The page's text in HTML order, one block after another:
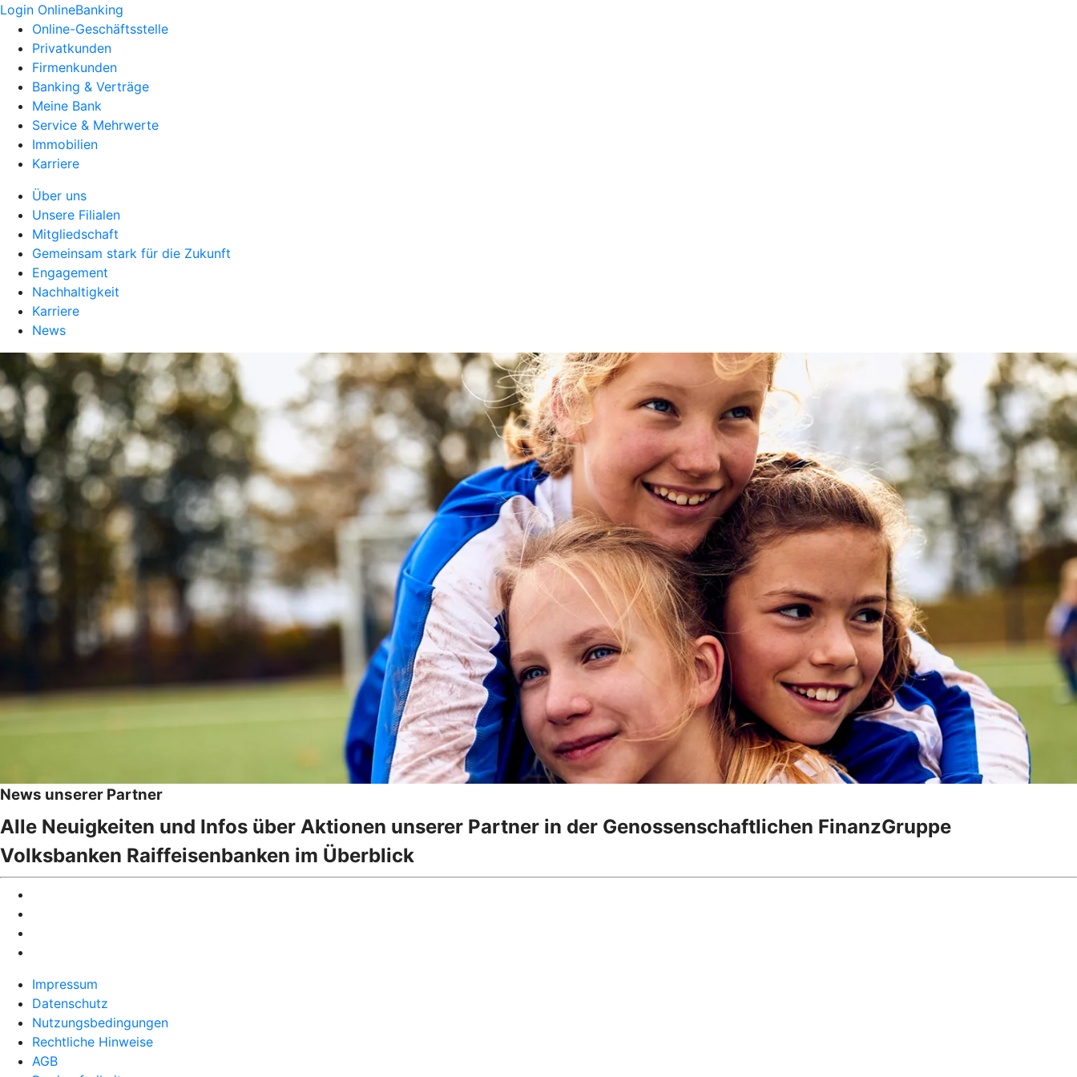
Login OnlineBanking
Online-Geschäftsstelle
Privatkunden
Firmenkunden
Banking & Verträge
Meine Bank
Service & Mehrwerte
Immobilien
Karriere
Über uns
Unsere Filialen
Mitgliedschaft
Gemeinsam stark für die Zukunft
Engagement
Nachhaltigkeit
Karriere
News
News unserer Partner
Alle Neuigkeiten und Infos über Aktionen unserer Partner in der Genossenschaftlichen FinanzGruppe
Volksbanken Raiffeisenbanken im Überblick
Impressum
Datenschutz
Nutzungsbedingungen
Rechtliche Hinweise
AGB